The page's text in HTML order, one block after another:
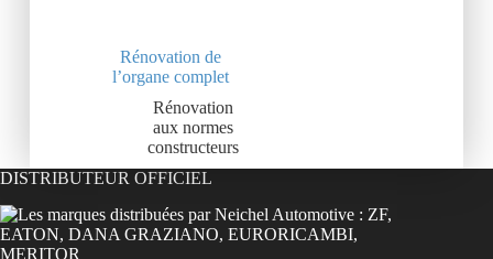
Rénovation de
l’organe complet
Rénovation
aux normes
constructeurs
DISTRIBUTEUR OFFICIEL